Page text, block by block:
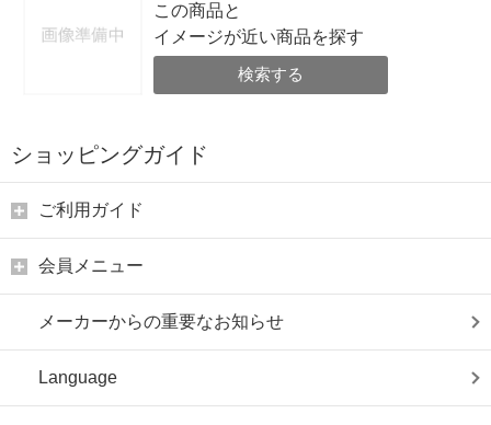
この商品と
イメージが近い商品を探す
検索する
ショッピングガイド
ご利用ガイド
会員メニュー
メーカーからの重要なお知らせ
Language